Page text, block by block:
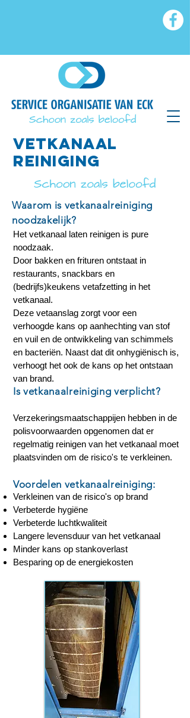
VETkanaal
reiniging
Waarom is vetkanaalreiniging
noodzakelijk?
Het vetkanaal laten reinigen is pure
noodzaak.
Door bakken en frituren ontstaat in
restaurants, snackbars en
(bedrijfs)keukens vetafzetting in het
vetkanaal.
Deze vetaanslag zorgt voor een
verhoogde kans op aanhechting van stof
en vuil en de ontwikkeling van schimmels
en bacteriën. Naast dat dit onhygiënisch is,
verhoogt het ook de kans op het ontstaan
van brand.
Verzekeringsmaatschappijen hebben in de
polisvoorwaarden opgenomen dat er
regelmatig reinigen van het vetkanaal moet
plaatsvinden om de risico's te verkleinen.
Verkleinen van de risico's op brand
Verbeterde hygiëne
Verbeterde luchtkwaliteit
Langere levensduur van het vetkanaal
Minder kans op stankoverlast
Besparing op de energiekosten
Is vetkanaalreiniging verplicht?
Voordelen vetkanaalreiniging: